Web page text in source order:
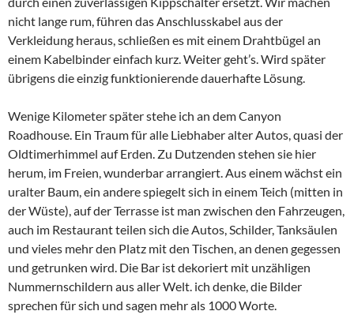
nicht lange rum, führen das Anschlusskabel aus der
Verkleidung heraus, schließen es mit einem Drahtbügel an
einem Kabelbinder einfach kurz. Weiter geht’s. Wird später
übrigens die einzig funktionierende dauerhafte Lösung.
Wenige Kilometer später stehe ich an dem Canyon
Roadhouse. Ein Traum für alle Liebhaber alter Autos, quasi der
Oldtimerhimmel auf Erden. Zu Dutzenden stehen sie hier
herum, im Freien, wunderbar arrangiert. Aus einem wächst ein
uralter Baum, ein andere spiegelt sich in einem Teich (mitten in
der Wüste), auf der Terrasse ist man zwischen den Fahrzeugen,
auch im Restaurant teilen sich die Autos, Schilder, Tanksäulen
und vieles mehr den Platz mit den Tischen, an denen gegessen
und getrunken wird. Die Bar ist dekoriert mit unzähligen
Nummernschildern aus aller Welt. ich denke, die Bilder
sprechen für sich und sagen mehr als 1000 Worte.